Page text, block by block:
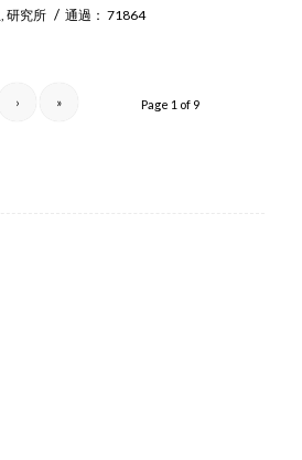
研究所 / 通過： 71864
Page 1 of 9
› »